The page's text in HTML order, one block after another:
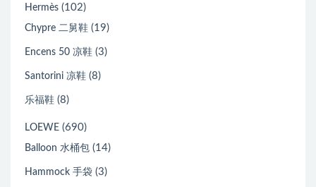
Hermès (102)
Chypre 二舅鞋 (19)
Encens 50 凉鞋 (3)
Santorini 凉鞋 (8)
乐福鞋 (8)
LOEWE (690)
Balloon 水桶包 (14)
Hammock 手袋 (3)